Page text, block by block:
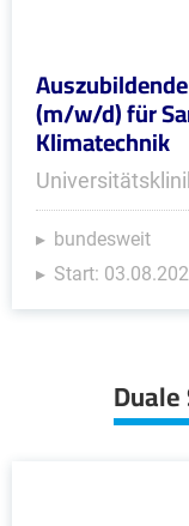
(m/w/d) für
Klimatechnik
bundesweit
Start: